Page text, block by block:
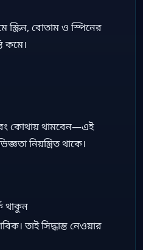
বোতাম ও স্পিনের
কমে।
কোথায় থামবেন—এই
নিয়ন্ত্রিত থাকে।
থাকুন
তাই সিদ্ধান্ত নেওয়ার